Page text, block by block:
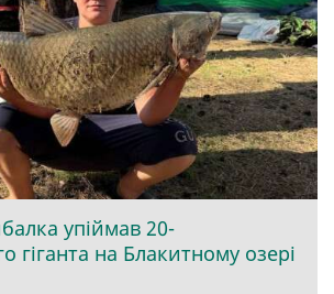
упіймав 20-
гіганта на Блакитному озері